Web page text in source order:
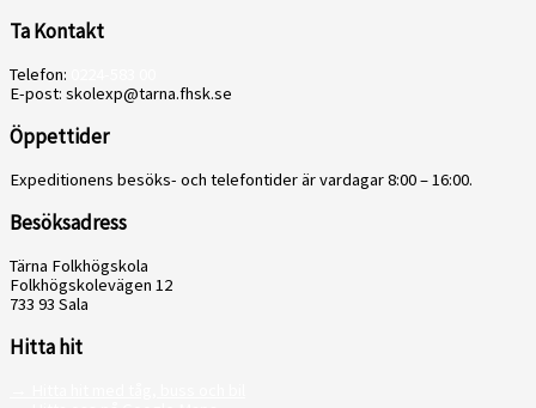
Ta Kontakt
Telefon:
E-post: skolexp@tarna.fhsk.se
Öppettider
Expeditionens besöks- och telefontider är vardagar 8:00 – 16:00.
Besöksadress
Tärna Folkhögskola
Folkhögskolevägen 12
733 93 Sala
Hitta hit